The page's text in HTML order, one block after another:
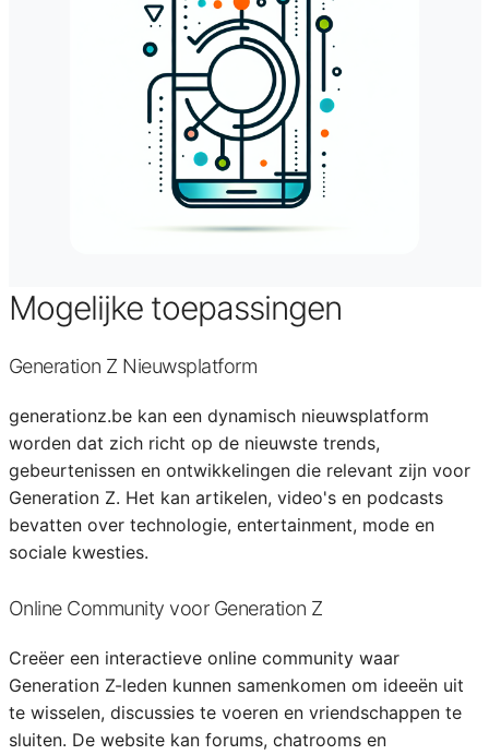
Mogelijke toepassingen
Generation Z Nieuwsplatform
generationz.be kan een dynamisch nieuwsplatform
worden dat zich richt op de nieuwste trends,
gebeurtenissen en ontwikkelingen die relevant zijn voor
Generation Z. Het kan artikelen, video's en podcasts
bevatten over technologie, entertainment, mode en
sociale kwesties.
Online Community voor Generation Z
Creëer een interactieve online community waar
Generation Z-leden kunnen samenkomen om ideeën uit
te wisselen, discussies te voeren en vriendschappen te
sluiten. De website kan forums, chatrooms en